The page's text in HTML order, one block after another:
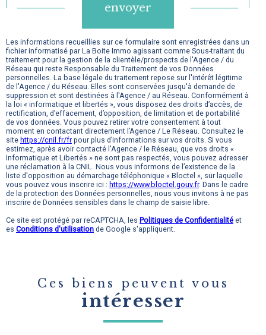
envoyer
Les informations recueillies sur ce formulaire sont enregistrées dans un
fichier informatisé par La Boite Immo agissant comme Sous-traitant du
traitement pour la gestion de la clientèle/prospects de l'Agence / du
Réseau qui reste Responsable du Traitement de vos Données
personnelles. La base légale du traitement repose sur l'intérêt légitime
de l'Agence / du Réseau. Elles sont conservées jusqu'à demande de
suppression et sont destinées à l'Agence / au Réseau. Conformément à
la loi « informatique et libertés », vous disposez des droits d’accès, de
rectification, d’effacement, d’opposition, de limitation et de portabilité
de vos données. Vous pouvez retirer votre consentement à tout
moment en contactant directement l’Agence / Le Réseau. Consultez le
site https://cnil.fr/fr pour plus d’informations sur vos droits. Si vous
estimez, après avoir contacté l'Agence / le Réseau, que vos droits «
Informatique et Libertés » ne sont pas respectés, vous pouvez adresser
une réclamation à la CNIL. Nous vous informons de l’existence de la
liste d'opposition au démarchage téléphonique « Bloctel », sur laquelle
vous pouvez vous inscrire ici : https://www.bloctel.gouv.fr. Dans le cadre
de la protection des Données personnelles, nous vous invitons à ne pas
inscrire de Données sensibles dans le champ de saisie libre.
Ce site est protégé par reCAPTCHA, les Politiques de Confidentialité et
es Conditions d'utilisation de Google s'appliquent.
Ces biens peuvent vous
intéresser